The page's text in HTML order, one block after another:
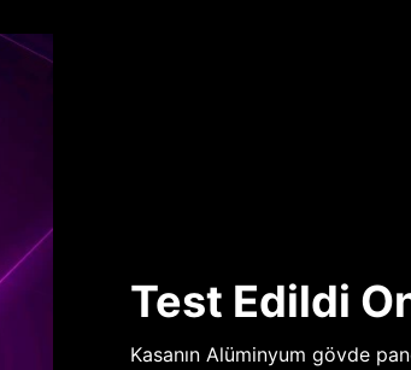
Test Edildi
Kasanın Alüminyum gövde